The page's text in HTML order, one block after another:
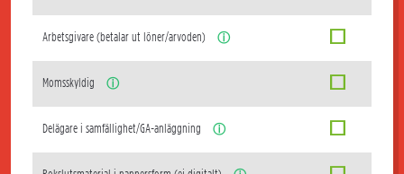
Arbetsgivare (betalar ut löner/arvoden) ⓘ
Momsskyldig ⓘ
Delägare i samfällighet/GA-anläggning ⓘ